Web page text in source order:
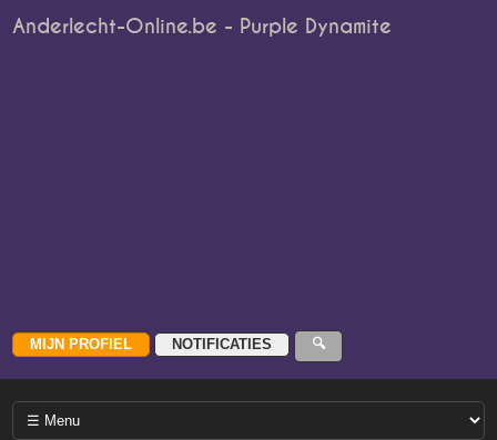
Anderlecht-Online.be - Purple Dynamite